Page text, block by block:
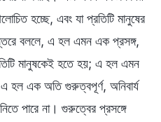
হচ্ছে, এবং যা প্রতিটি মানুষের
বললে, এ হল এমন এক প্রসঙ্গ,
মানুষকেই হতে হয়; এ হল এমন
হল এক অতি গুরুত্বপূর্ণ, অনিবার্য
পারে না। গুরুত্বের প্রসঙ্গে